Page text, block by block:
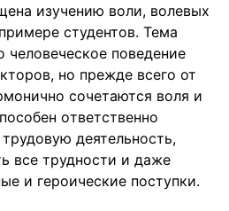
изучению воли, волевых
студентов. Тема
человеческое поведение
но прежде всего от
сочетаются воля и
ответственно
деятельность,
все трудности и даже
и героические поступки.